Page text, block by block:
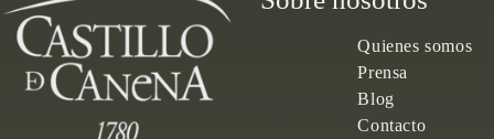
Quienes somos
Prensa
Blog
Contacto